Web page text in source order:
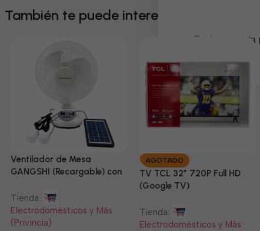
También te puede interesar
Ventilador de Mesa
GANGSHI (Recargable) con
Tienda:
Electrodomésticos y Más
(Privincia)
AGOTADO
TV TCL 32” 720P Full HD
(Google TV)
Tienda:
Electrodomésticos y Más
Em breve, esta